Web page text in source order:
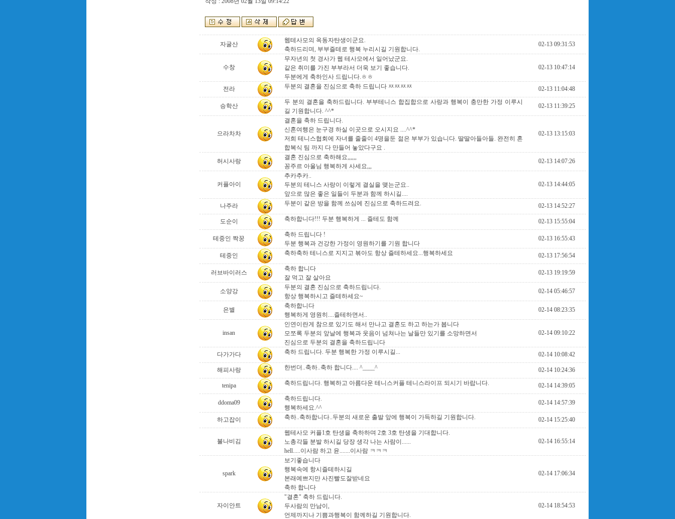
자굴산
웹테사모의 옥동자탄생이군요.
축하드리며, 부부즐테로 행복 누리시길 기원합니다.
02-13 09:31:53
수창
무자년의 첫 경사가 웹 테사모에서 일어났군요.
같은 취미를 가진 부부라서 더욱 보기 좋습니다.
두분에게 축하인사 드립니다.ㅎㅎ
02-13 10:47:14
전라 두분의 결혼을 진심으로 축하 드립니다 ㅉㅉㅉㅉ 02-13 11:04:48
승학산
두 분의 결혼을 축하드립니다. 부부테니스 합집합으로 사랑과 행복이 충만한 가정 이루시
길 기원합니다. ^^*
02-13 11:39:25
으라차차
결혼을 축하 드립니다.
신혼여행은 눈구경 하실 이곳으로 오시지요 ....^^*
저희 테니스협회에 자녀를 줄줄이 4명을둔 젊은 부부가 있습니다. 딸딸아들아들. 완전히 혼
합복식 팀 까지 다 만들어 놓았다구요 .
02-13 13:15:03
허시사랑
결혼 진심으로 축하해요,,,,,,
꽁주르 아울님 행복하게 사세요,,,
02-13 14:07:26
커플아이
추카추카..
두분의 테니스 사랑이 이렇게 결실을 맺는군요..
앞으로 많은 좋은 일들이 두분과 함께 하시길....
02-13 14:44:05
나주라 두분이 같은 방을 함께 쓰심에 진심으로 축하드려요. 02-13 14:52:27
도순이 축하합니다!!! 두분 행복하게 ... 즐테도 함께 02-13 15:55:04
테중인 짝꿍
축하 드립니다 !
두분 행복과 건강한 가정이 영원하기를 기원 합니다
02-13 16:55:43
테중인 축하축하 테니스로 지지고 볶아도 항상 즐테하세요...행복하세요 02-13 17:56:54
러브바이러스
축하 합니다
잘 먹고 잘 살아요
02-13 19:19:59
소양강
두분의 결혼 진심으로 축하드립니다.
항상 행복하시고 즐테하세요~
02-14 05:46:57
은별
축하합니다
행복하게 영원히....즐테하면서..
02-14 08:23:35
insan
인연이란게 참으로 있기도 해서 만나고 결혼도 하고 하는가 봅니다
모쪼록 두분의 앞날에 행복과 웃음이 넘쳐나는 날들만 있기를 소망하면서
진심으로 두분의 결혼을 축하드립니다
02-14 09:10:22
다가가다 축하 드립니다. 두분 행복한 가정 이루시길... 02-14 10:08:42
해피사랑 한번더..축하..축하 합니다.... ^____^ 02-14 10:24:36
tenipa 축하드립니다. 행복하고 아름다운 테니스커플 테니스라이프 되시기 바랍니다. 02-14 14:39:05
ddoma09
축하드립니다.
행복하세요.^^
02-14 14:57:39
하고잡이 축하..축하합니다..두분의 새로운 출발 앞에 행복이 가득하길 기원합니다. 02-14 15:25:40
불나비김
웹테사모 커플1호 탄생을 축하하며 2호 3호 탄생을 기대합니다.
노총각들 분발 하시길 당장 생각 나는 사람이......
hell.....이사람 하고 윤.......이사람 ㅋㅋㅋ
02-14 16:55:14
spark
보기좋습니다
행복속에 항시즐테하시길
본래예쁘지만 사진빨도잘받네요
축하 합니다
02-14 17:06:34
자이안트
"결혼" 축하 드립니다.
두사람의 만남이,
언제까지나 기쁨과행복이 함께하길 기원합니다.
02-14 18:54:53